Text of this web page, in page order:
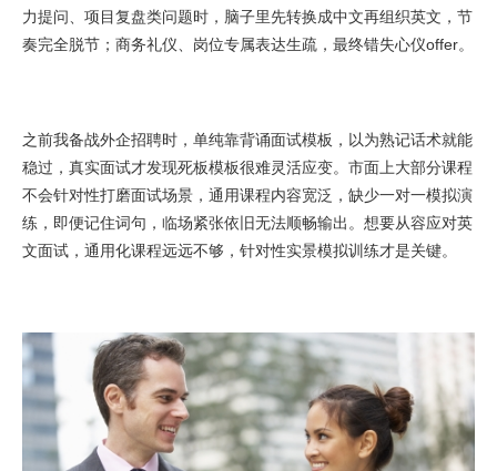
力提问、项目复盘类问题时，脑子里先转换成中文再组织英文，节
奏完全脱节；商务礼仪、岗位专属表达生疏，最终错失心仪offer。
之前我备战外企招聘时，单纯靠背诵面试模板，以为熟记话术就能
稳过，真实面试才发现死板模板很难灵活应变。市面上大部分课程
不会针对性打磨面试场景，通用课程内容宽泛，缺少一对一模拟演
练，即便记住词句，临场紧张依旧无法顺畅输出。想要从容应对英
文面试，通用化课程远远不够，针对性实景模拟训练才是关键。